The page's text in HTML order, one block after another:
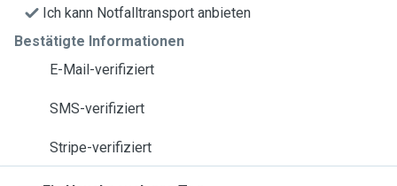
Ich kann Notfalltransport anbieten
Bestätigte Informationen
E-Mail-verifiziert
SMS-verifiziert
Stripe-verifiziert